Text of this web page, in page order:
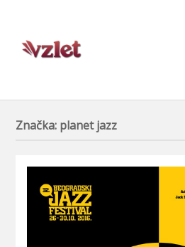
Značka: planet jazz